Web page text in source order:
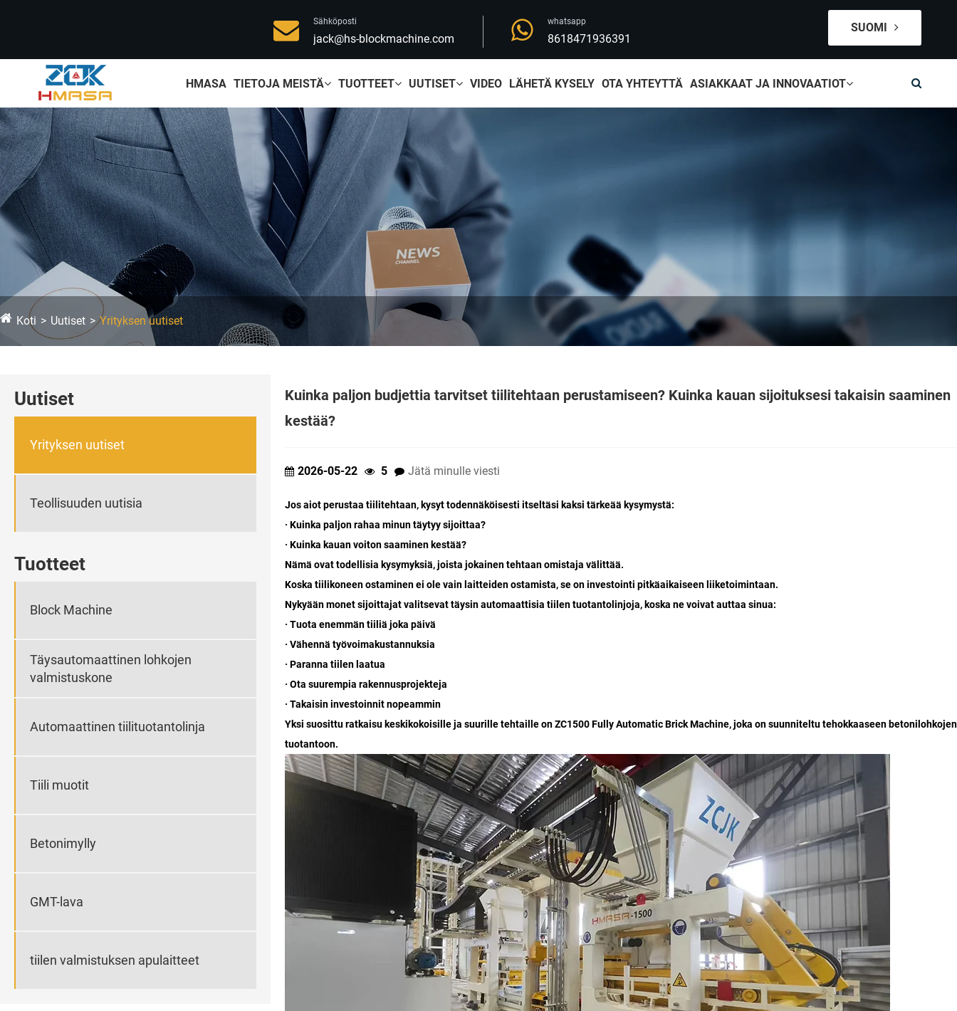
Sähköposti
jack@hs-blockmachine.com
whatsapp
8618471936391
SUOMI
HMASA TIETOJA MEISTÄ TUOTTEET UUTISET VIDEO LÄHETÄ KYSELY OTA YHTEYTTÄ ASIAKKAAT JA INNOVAATIOT
Koti Uutiset Yrityksen uutiset
Uutiset
Yrityksen uutiset
Teollisuuden uutisia
Tuotteet
Block Machine
Täysautomaattinen lohkojen
valmistuskone
Automaattinen tiilituotantolinja
Tiili muotit
Betonimylly
GMT-lava
tiilen valmistuksen apulaitteet
Kuinka paljon budjettia tarvitset tiilitehtaan perustamiseen? Kuinka kauan sijoituksesi takaisin saaminen
kestää?
2026-05-22 5 Jätä minulle viesti
Jos aiot perustaa tiilitehtaan, kysyt todennäköisesti itseltäsi kaksi tärkeää kysymystä:
· Kuinka paljon rahaa minun täytyy sijoittaa?
· Kuinka kauan voiton saaminen kestää?
Nämä ovat todellisia kysymyksiä, joista jokainen tehtaan omistaja välittää.
Koska tiilikoneen ostaminen ei ole vain laitteiden ostamista, se on investointi pitkäaikaiseen liiketoimintaan.
Nykyään monet sijoittajat valitsevat täysin automaattisia tiilen tuotantolinjoja, koska ne voivat auttaa sinua:
· Tuota enemmän tiiliä joka päivä
· Vähennä työvoimakustannuksia
· Paranna tiilen laatua
· Ota suurempia rakennusprojekteja
· Takaisin investoinnit nopeammin
Yksi suosittu ratkaisu keskikokoisille ja suurille tehtaille on ZC1500 Fully Automatic Brick Machine, joka on suunniteltu tehokkaaseen betonilohkojen
tuotantoon.